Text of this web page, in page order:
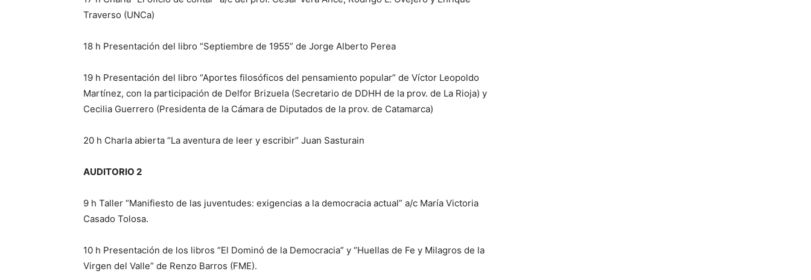
Traverso (UNCa)
18 h Presentación del libro “Septiembre de 1955” de Jorge Alberto Perea
19 h Presentación del libro “Aportes filosóficos del pensamiento popular” de Víctor Leopoldo
Martínez, con la participación de Delfor Brizuela (Secretario de DDHH de la prov. de La Rioja) y
Cecilia Guerrero (Presidenta de la Cámara de Diputados de la prov. de Catamarca)
20 h Charla abierta “La aventura de leer y escribir” Juan Sasturain
AUDITORIO 2
9 h Taller “Manifiesto de las juventudes: exigencias a la democracia actual” a/c María Victoria
Casado Tolosa.
10 h Presentación de los libros “El Dominó de la Democracia” y “Huellas de Fe y Milagros de la
Virgen del Valle” de Renzo Barros (FME).